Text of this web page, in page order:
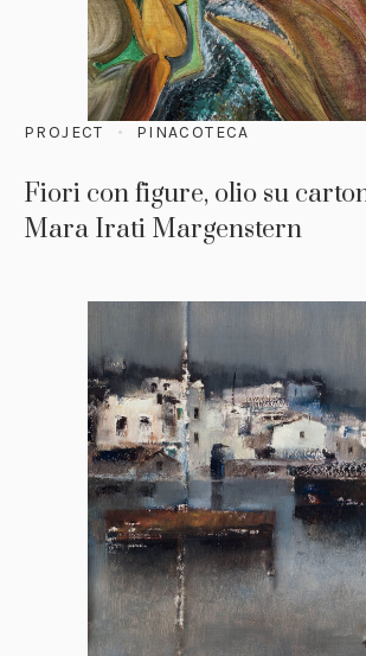
PROJECT PINACOTECA
Fiori con figure, olio su
Mara Irati Margenstern